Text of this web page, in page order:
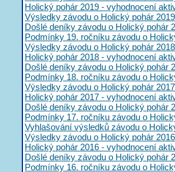
Holický pohár 2019 - vyhodnocení
Výsledky závodu o Holický pohár 2019
Došlé deníky závodu o Holický pohár
Podmínky 19. ročníku závodu o
Výsledky závodu o Holický pohár 2018
Holický pohár 2018 - vyhodnocení
Došlé deníky závodu o Holický pohár
Podmínky 18. ročníku závodu o
Výsledky závodu o Holický pohár 2017
Holický pohár 2017 - vyhodnocení
Došlé deníky závodu o Holický pohár
Podmínky 17. ročníku závodu o
Vyhlašování výsledků závodu o
Výsledky závodu o Holický pohár 2016
Holický pohár 2016 - vyhodnocení
Došlé deníky závodu o Holický pohár
Podmínky 16. ročníku závodu o